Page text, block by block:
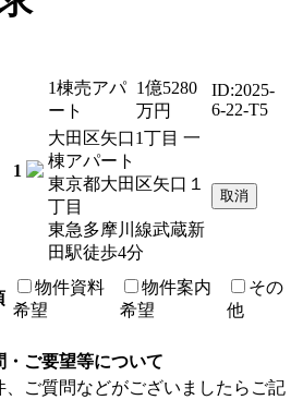
1
1棟売アパ
ート
1億5280
万円
ID:2025-
6-22-T5
大田区矢口1丁目 一
棟アパート
東京都大田区矢口１
丁目
東急多摩川線武蔵新
田駅徒歩4分
物件資料
希望
物件案内
希望
その
他
・ご要望等について
、ご質問などがございましたらご記